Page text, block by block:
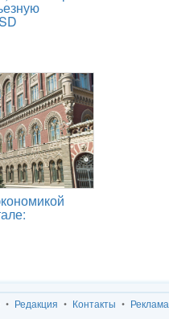
Редакция Контакты Реклама